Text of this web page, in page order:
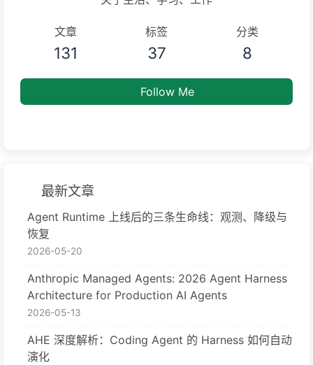
文章
131
标签
37
分类
8
Follow Me
最新文章
Agent Runtime 上线后的三条生命线：观测、降级与
恢复
2026-05-20
Anthropic Managed Agents: 2026 Agent Harness
Architecture for Production AI Agents
2026-05-13
AHE 深度解析：Coding Agent 的 Harness 如何自动
演化